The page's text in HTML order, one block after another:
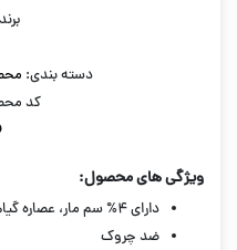
دسته بندی:
کد
ویژگی های محصول:
دارای ۴% سم مار، عصاره گیاهی شی باتر و مواد معدنی
ضد چروک